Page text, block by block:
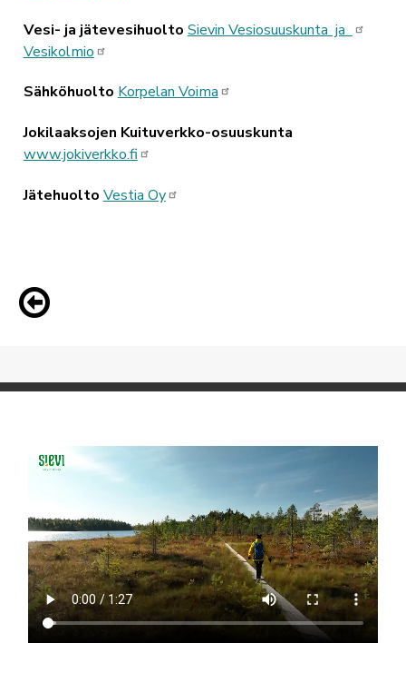
Vesi- ja jätevesihuolto Sievin Vesiosuuskunta ja
Vesikolmio
Sähköhuolto Korpelan Voima
Jokilaaksojen Kuituverkko-osuuskunta
www.jokiverkko.fi
Jätehuolto Vestia Oy